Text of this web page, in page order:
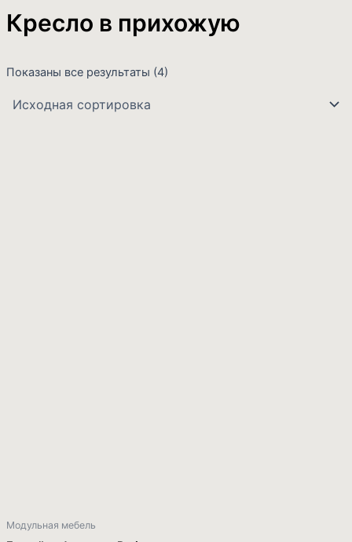
Кресло в прихожую
Показаны все результаты (4)
Модульная мебель